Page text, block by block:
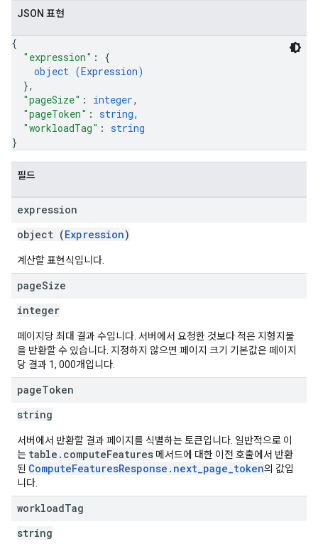
JSON 표현
{
"expression" : {
object (Expression)
},
"pageSize" : integer,
"pageToken" : string,
"workloadTag" : string
}
필드
expression
object (Expression)
계산할 표현식입니다.
pageSize
integer
페이지당 최대 결과 수입니다. 서버에서 요청한 것보다 적은 지형지물
을 반환할 수 있습니다. 지정하지 않으면 페이지 크기 기본값은 페이지
당 결과 1, 000개입니다.
pageToken
string
서버에서 반환할 결과 페이지를 식별하는 토큰입니다. 일반적으로 이
는 table.computeFeatures 메서드에 대한 이전 호출에서 반환
된 ComputeFeaturesResponse.next_page_token의 값입
니다.
workloadTag
string